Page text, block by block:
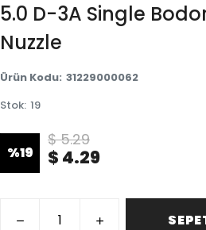
5.0 D-3A Single
Nuzzle
Ürün Kodu: 31229000062
Stok: 19
%19
$ 5.29
$ 4.29